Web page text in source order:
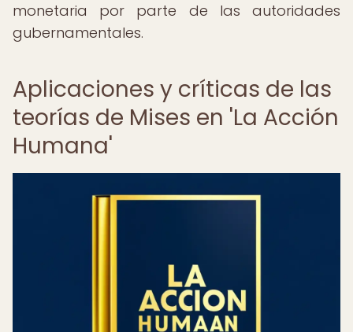
monetaria por parte de las autoridades
gubernamentales.
Aplicaciones y críticas de las
teorías de Mises en 'La Acción
Humana'